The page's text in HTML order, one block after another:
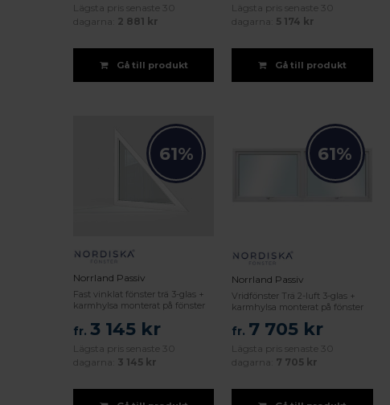
Lägsta pris senaste 30
dagarna: 2 881 kr
Gå till produkt
Lägsta pris senaste 30
dagarna: 5 174 kr
Gå till produkt
61%
Norrland Passiv
Fast vinklat fönster trä 3-glas +
karmhylsa monterat på fönster
fr.3 145 kr
Lägsta pris senaste 30
dagarna: 3 145 kr
61%
Norrland Passiv
Vridfönster Trä 2-luft 3-glas +
karmhylsa monterat på fönster
fr. 7 705 kr
Lägsta pris senaste 30
dagarna: 7 705 kr